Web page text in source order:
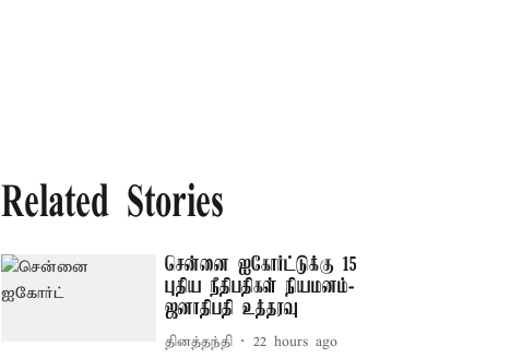
Related Stories
சென்னை ஐகோர்ட்டுக்கு 15
புதிய நீதிபதிகள் நியமனம்-
ஜனாதிபதி உத்தரவு
தினத்தந்தி 22 hours ago